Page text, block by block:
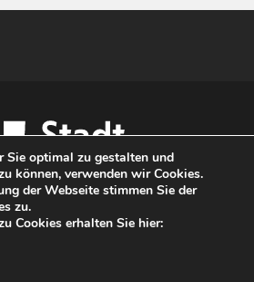
Sie optimal zu gestalten und
können, verwenden wir Cookies.
der Webseite stimmen Sie der
zu.
Cookies erhalten Sie hier: